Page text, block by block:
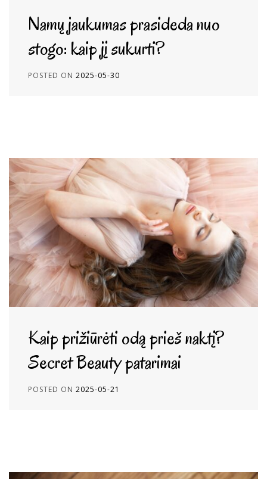
Namų jaukumas prasideda nuo
stogo: kaip jį sukurti?
POSTED ON 2025-05-30
Kaip prižiūrėti odą prieš naktį?
Secret Beauty patarimai
POSTED ON 2025-05-21